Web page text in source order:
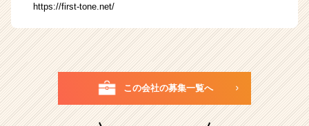
https://first-tone.net/
この会社の募集一覧へ